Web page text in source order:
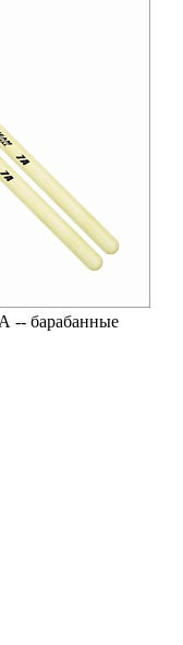
-- барабанные